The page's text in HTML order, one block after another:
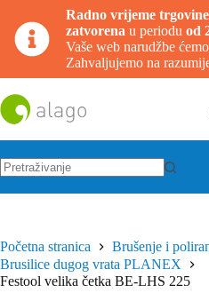
Radno vrijeme
zatvorena u periodu od
Vaše web narudžbe
Zahvaljujemo na
na
sadržaj
Početna stranica
Brušenje i
Brusilice dugog vrata PLANEX
Festool velika četka BE-LHS 225